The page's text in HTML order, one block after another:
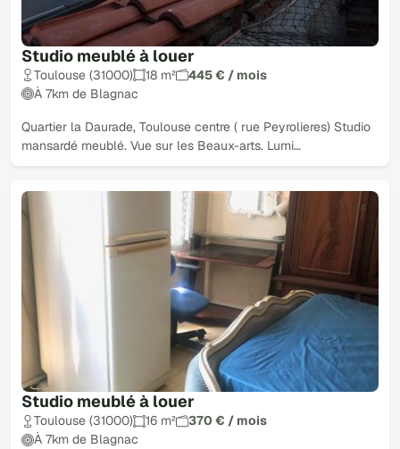
Studio meublé à louer
Toulouse (31000) 18 m²
445 € / mois
À 7km de Blagnac
Quartier la Daurade, Toulouse centre ( rue Peyrolieres) Studio
mansardé meublé. Vue sur les Beaux-arts. Lumi…
Studio meublé à louer
Toulouse (31000) 16 m²
370 € / mois
À 7km de Blagnac